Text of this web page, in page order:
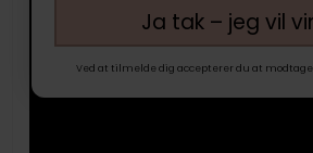
Ja tak – jeg vil
Ved at tilmelde dig accepterer du at